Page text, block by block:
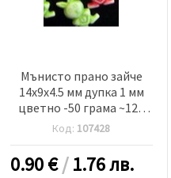
Мънисто прано зайче
14x9x4.5 мм дупка 1 мм
цветно -50 грама ~125
броя
Код: 107428
0.90€/1.76 лв.